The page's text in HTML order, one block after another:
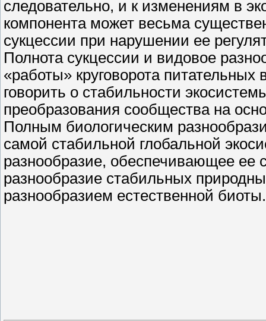
следовательно, и к изменениям в
компонента может весьма
сукцессии при нарушении ее
Полнота сукцессии и видовое
«работы» круговорота
говорить о стабильности
преобразования сообщества на
Полным биологическим
самой стабильной глобальной
разнообразие, обеспечивающее ее
разнообразие стабильных
разнообразием естественной биоты.